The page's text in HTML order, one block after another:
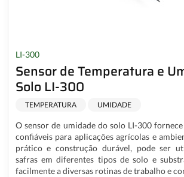
LI-300
Sensor de Temperatura e
Solo LI-300
TEMPERATURA UMIDADE
O sensor de umidade do solo LI-300
confiáveis para aplicações agrícolas e
prático e construção durável, pode ser
safras em diferentes tipos de solo e
facilmente a diversas rotinas de trabalho e